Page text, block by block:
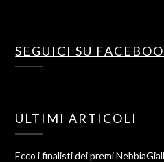
SEGUICI SU
ULTIMI ARTICOLI
Ecco i finalisti dei premi